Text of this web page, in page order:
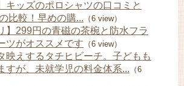
キッズのポロシャツの口コミと
比較！早めの購... （6 view）
】299円の青磁の茶椀と防水フラ
ツがオススメです （6 view）
映えするタチヒビーチ。子どもも
すが、未就学児の料金体系... （6